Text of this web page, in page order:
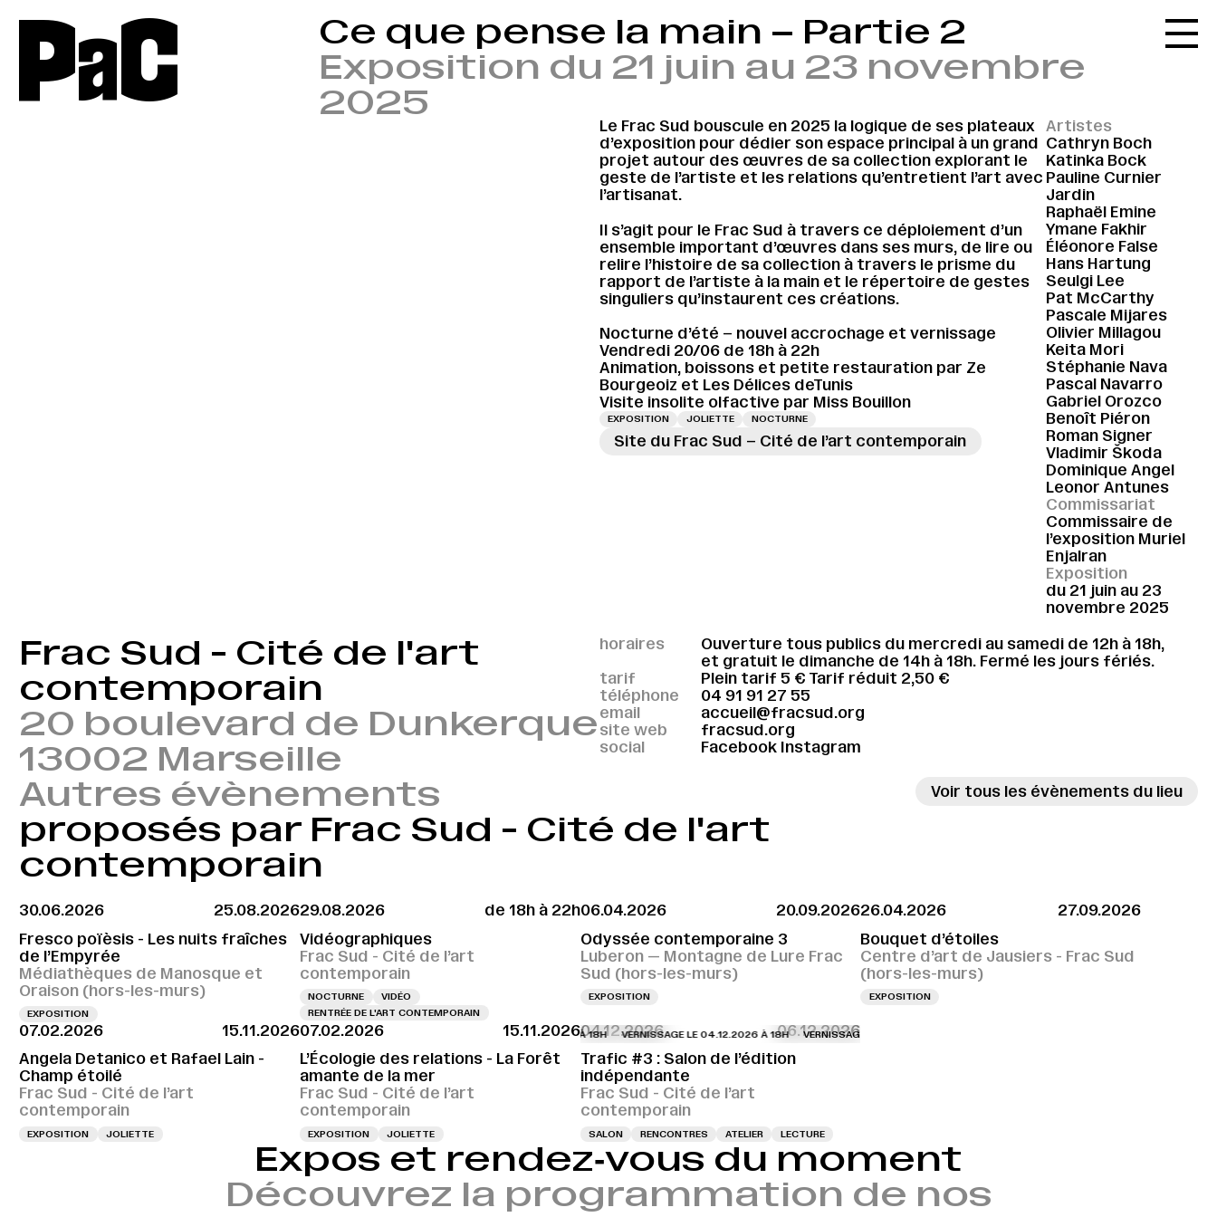
PaC
Accueil
Le réseau
La carte
Le festival
Le lieu
Les ressources
Le journal
Contact
Recherche
Ce que pense la main – Partie 2
Exposition du 21 juin au 23 novembre
2025
Le Frac Sud bouscule en 2025 la logique de ses plateaux
d’exposition pour dédier son espace principal à un grand
projet autour des œuvres de sa collection explorant le
geste de l’artiste et les relations qu’entretient l’art avec
l’artisanat.
Il s’agit pour le Frac Sud à travers ce déploiement d’un
ensemble important d’œuvres dans ses murs, de lire ou
relire l’histoire de sa collection à travers le prisme du
rapport de l’artiste à la main et le répertoire de gestes
singuliers qu’instaurent ces créations.
Nocturne d’été – nouvel accrochage et vernissage
Vendredi 20/06 de 18h à 22h
Animation, boissons et petite restauration par Ze
Bourgeoiz et Les Délices deTunis
Visite insolite olfactive par Miss Bouillon
EXPOSITION JOLIETTE NOCTURNE
Site du Frac Sud – Cité de l’art contemporain
Artistes
Cathryn Boch
Katinka Bock
Pauline Curnier
Jardin
Raphaël Emine
Ymane Fakhir
Éléonore False
Hans Hartung
Seulgi Lee
Pat McCarthy
Pascale Mijares
Olivier Millagou
Keita Mori
Stéphanie Nava
Pascal Navarro
Gabriel Orozco
Benoît Piéron
Roman Signer
Vladimir Škoda
Dominique Angel
Leonor Antunes
Commissariat
Commissaire de
l’exposition Muriel
Enjalran
Exposition
du 21 juin au 23
novembre 2025
Frac Sud - Cité de l'art
contemporain
20 boulevard de Dunkerque
13002 Marseille
horaires
Ouverture tous publics du mercredi au samedi de 12h à 18h,
et gratuit le dimanche de 14h à 18h. Fermé les jours fériés.
tarif
Plein tarif 5 € Tarif réduit 2,50 €
téléphone
04 91 91 27 55
email
accueil@fracsud.org
site web
fracsud.org
social
Facebook Instagram
Autres évènements
proposés par Frac Sud - Cité de l'art
contemporain
Voir tous les évènements du lieu
30.06.2026
25.08.2026
Fresco poïèsis - Les nuits fraîches
de l’Empyrée
Médiathèques de Manosque et
Oraison (hors-les-murs)
EXPOSITION
29.08.2026
de 18h à 22h
Vidéographiques
Frac Sud - Cité de l’art
contemporain
NOCTURNE
VIDÉO
RENTRÉE DE L'ART CONTEMPORAIN
06.04.2026
20.09.2026
Odyssée contemporaine 3
Luberon — Montagne de Lure Frac
Sud (hors-les-murs)
EXPOSITION
26.04.2026
27.09.2026
Bouquet d’étoiles
Centre d’art de Jausiers - Frac Sud
(hors-les-murs)
EXPOSITION
07.02.2026
15.11.2026
Angela Detanico et Rafael Lain -
Champ étoilé
Frac Sud - Cité de l’art
contemporain
EXPOSITION JOLIETTE
07.02.2026
15.11.2026
L’Écologie des relations - La Forêt
amante de la mer
Frac Sud - Cité de l’art
contemporain
EXPOSITION JOLIETTE
04.12.2026 06.12.2026
VERNISSAGE LE 04.12.2026 À 18H VERNISSAGE LE 04.12.2026 À 18H VERNISSAGE LE 04.12.2026 À 18H
Trafic #3 : Salon de l’édition
indépendante
Frac Sud - Cité de l’art
contemporain
SALON RENCONTRES ATELIER LECTURE
Expos et rendez‑vous du moment
Découvrez la programmation de nos